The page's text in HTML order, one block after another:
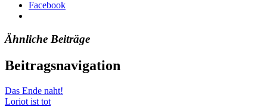
Facebook
Ähnliche Beiträge
Beitragsnavigation
Das Ende naht!
Loriot ist tot